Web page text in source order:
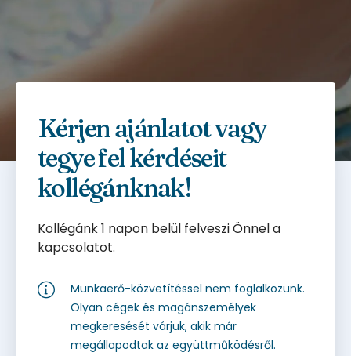
Kérjen ajánlatot vagy
tegye fel kérdéseit
kollégánknak!
Kollégánk 1 napon belül felveszi Önnel a
kapcsolatot.
Munkaerő-közvetítéssel nem foglalkozunk.
Olyan cégek és magánszemélyek
megkeresését várjuk, akik már
megállapodtak az együttműködésről.